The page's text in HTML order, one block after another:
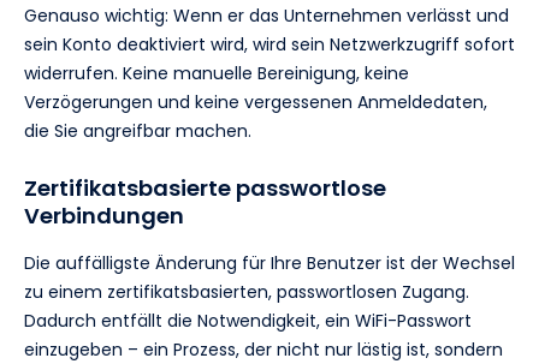
Genauso wichtig: Wenn er das Unternehmen verlässt und
sein Konto deaktiviert wird, wird sein Netzwerkzugriff sofort
widerrufen. Keine manuelle Bereinigung, keine
Verzögerungen und keine vergessenen Anmeldedaten,
die Sie angreifbar machen.
Zertifikatsbasierte passwortlose
Verbindungen
Die auffälligste Änderung für Ihre Benutzer ist der Wechsel
zu einem zertifikatsbasierten, passwortlosen Zugang.
Dadurch entfällt die Notwendigkeit, ein WiFi-Passwort
einzugeben – ein Prozess, der nicht nur lästig ist, sondern